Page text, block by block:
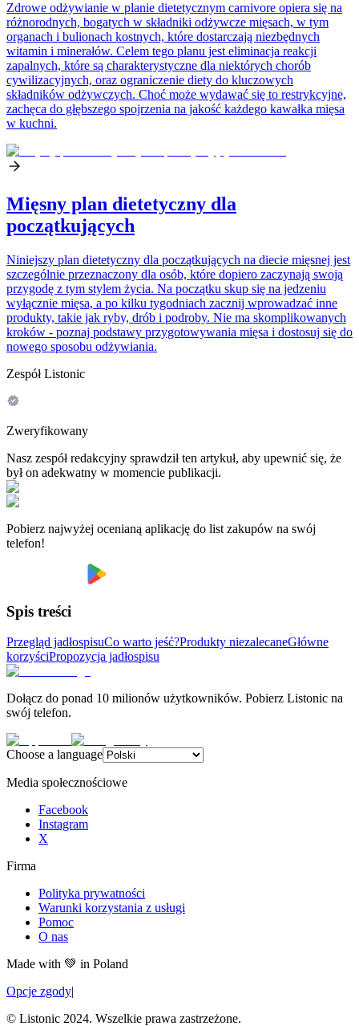
Zdrowe odżywianie w planie dietetycznym carnivore opiera się na
różnorodnych, bogatych w składniki odżywcze mięsach, w tym
organach i bulionach kostnych, które dostarczają niezbędnych
witamin i minerałów. Celem tego planu jest eliminacja reakcji
zapalnych, które są charakterystyczne dla niektórych chorób
cywilizacyjnych, oraz ograniczenie diety do kluczowych
składników odżywczych. Choć może wydawać się to restrykcyjne,
zachęca do głębszego spojrzenia na jakość każdego kawałka mięsa
w kuchni.
Mięsny plan dietetyczny dla
początkujących
Niniejszy plan dietetyczny dla początkujących na diecie mięsnej jest
szczególnie przeznaczony dla osób, które dopiero zaczynają swoją
przygodę z tym stylem życia. Na początku skup się na jedzeniu
wyłącznie mięsa, a po kilku tygodniach zacznij wprowadzać inne
produkty, takie jak ryby, drób i podroby. Nie ma skomplikowanych
kroków - poznaj podstawy przygotowywania mięsa i dostosuj się do
nowego sposobu odżywiania.
Zespół Listonic
Zweryfikowany
Nasz zespół redakcyjny sprawdził ten artykuł, aby upewnić się, że
był on adekwatny w momencie publikacji.
Pobierz najwyżej ocenianą aplikację do list zakupów na swój
telefon!
Spis treści
Przegląd jadłospisuCo warto jeść?Produkty niezalecaneGłówne
korzyściPropozycja jadłospisu
Dołącz do ponad 10 milionów użytkowników. Pobierz Listonic na
swój telefon.
Choose a language
Media społecznościowe
Facebook
Instagram
X
Firma
Polityka prywatności
Warunki korzystania z usługi
Pomoc
O nas
Made with 💚 in Poland
Opcje zgody|
© Listonic 2024. Wszelkie prawa zastrzeżone.